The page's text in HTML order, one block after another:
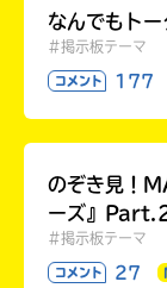
なんでもト
#掲示板テーマ
コメント 177
のぞき見！
ーズ』
#掲示板テーマ
コメント 27